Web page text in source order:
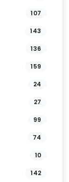
107
143
136
159
24
27
99
74
10
142